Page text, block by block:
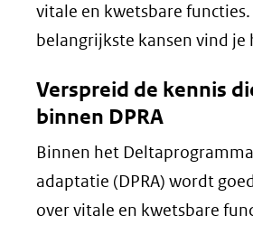
vitale en kwetsbare functies.
belangrijkste kansen vind je
Verspreid de kennis
binnen DPRA
Binnen het
adaptatie (DPRA) wordt
over vitale en kwetsbare